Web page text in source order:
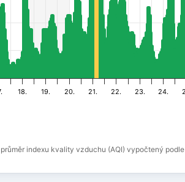
indexu kvality vzduchu (AQI) vypočtený
18. 19. 20. 21. 22. 23. 24.
chart.